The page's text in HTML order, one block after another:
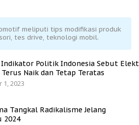
meliputi tips modifikasi produk
tes drive, teknologi mobil.
Indikator Politik Indonesia Sebut
Terus Naik dan Tetap Teratas
1, 2023
Tangkal Radikalisme Jelang
2024